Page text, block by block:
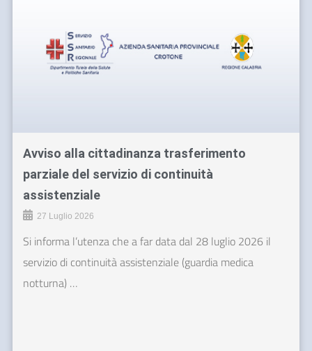
Avviso alla cittadinanza trasferimento
parziale del servizio di continuità
assistenziale
27 Luglio 2026
Si informa l’utenza che a far data dal 28 luglio 2026 il
servizio di continuità assistenziale (guardia medica
notturna) …